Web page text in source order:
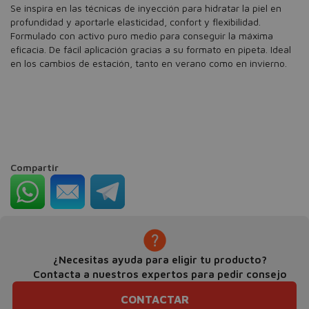
Se inspira en las técnicas de inyección para hidratar la piel en
profundidad y aportarle elasticidad, confort y flexibilidad.
Formulado con activo puro medio para conseguir la máxima
eficacia. De fácil aplicación gracias a su formato en pipeta. Ideal
en los cambios de estación, tanto en verano como en invierno.
Compartir
¿Necesitas ayuda para eligir tu producto?
Contacta a nuestros expertos para pedir consejo
CONTACTAR